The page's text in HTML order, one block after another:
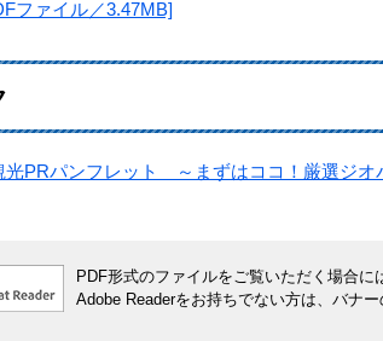
ファイル／3.47MB]
光PRパンフレット ～まずはココ！厳選ジオ
PDF形式のファイルをご覧いただく場合に
Adobe Readerをお持ちでない方は、バナ